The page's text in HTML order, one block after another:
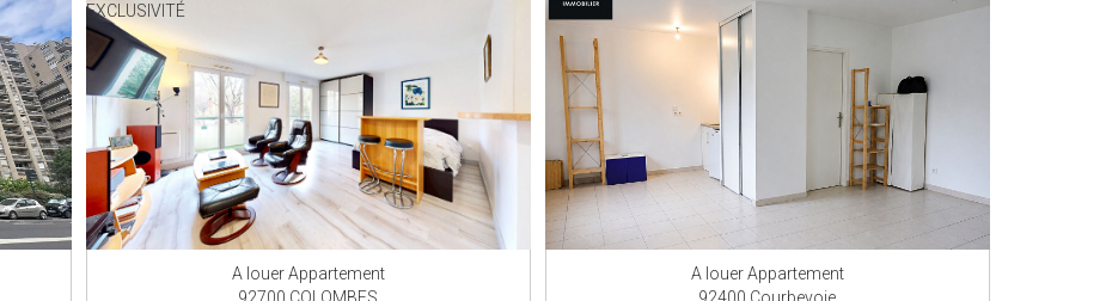
EXCLUSIVITÉ
A louer Appartement
92700 COLOMBES
A louer Appartement
92400 Courbevoie